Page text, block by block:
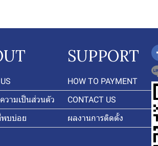
วามเป็นส่วนตัว
บบ่อย
SUPPORT
HOW TO PAYMENT
CONTACT US
ผลงานการติดตั้ง